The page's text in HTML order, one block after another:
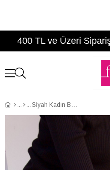
400 TL ve Üzeri
Siyah Kadın Bot C412001202